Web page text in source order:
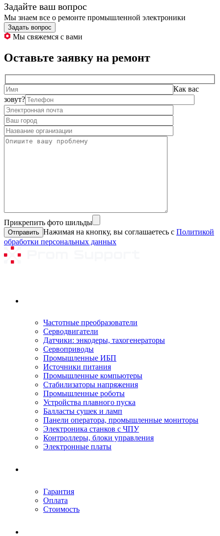
Задайте ваш вопрос
Мы знаем все о ремонте промышленной электроники
Задать вопрос
Мы свяжемся с вами
Оставьте заявку на ремонт
Как вас
зовут?
Прикрепить фото шильды
Нажимая на кнопку, вы соглашаетесь с Политикой
обработки персональных данных
Частотные преобразователи
Серводвигатели
Датчики: энкодеры, тахогенераторы
Сервоприводы
Промышленные ИБП
Источники питания
Промышленные компьютеры
Стабилизаторы напряжения
Промышленные роботы
Устройства плавного пуска
Балласты сушек и ламп
Панели оператора, промышленные мониторы
Электроника станков с ЧПУ
Контроллеры, блоки управления
Электронные платы
Гарантия
Оплата
Стоимость